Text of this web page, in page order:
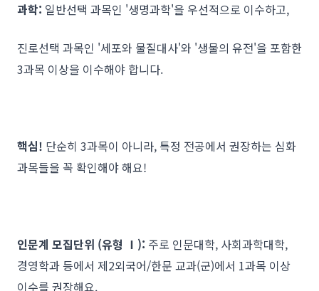
과학: 일반선택 과목인 '생명과학'을 우선적으로 이수하고,
진로선택 과목인 '세포와 물질대사'와 '생물의 유전'을 포함한
3과목 이상을 이수해야 합니다.
핵심! 단순히 3과목이 아니라, 특정 전공에서 권장하는 심화
과목들을 꼭 확인해야 해요!
인문계 모집단위 (유형 Ⅰ): 주로 인문대학, 사회과학대학,
경영학과 등에서 제2외국어/한문 교과(군)에서 1과목 이상
이수를 권장해요.